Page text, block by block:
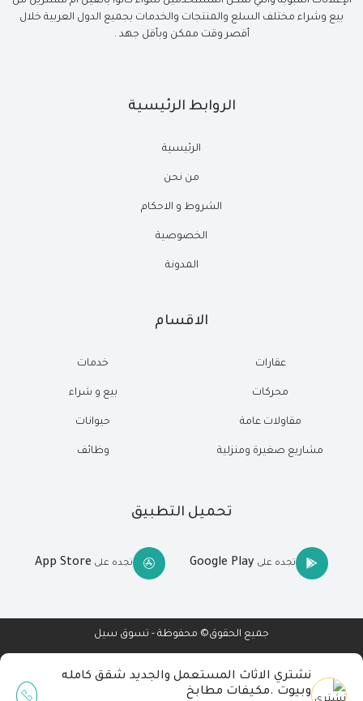
نشتري الاثاث المستعمل والجديد شقق كامله
وبيوت .مكيفات مطابخ
بيع وشراء مختلف السلع والمنتجات والخدمات بجميع الدول العربية خلال
أقصر وقت ممكن وبأقل جهد .
الروابط الرئيسية
الرئيسية
من نحن
الشروط و الاحكام
الخصوصية
المدونة
الاقسام
عقارات
محركات
مقاولات عامة
مشاريع صغيرة ومنزلية
خدمات
بيع و شراء
حيوانات
وظائف
تحميل التطبيق
تجده على Google Play تجده على App Store
جميع الحقوق© محفوظة - تسوق سيل